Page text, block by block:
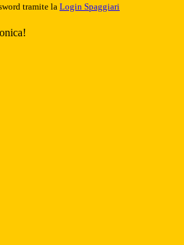
tramite la Login Spaggiari